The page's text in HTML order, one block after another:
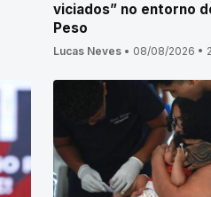
viciados” no entorno
Peso
Lucas Neves• 08/08/2026 •